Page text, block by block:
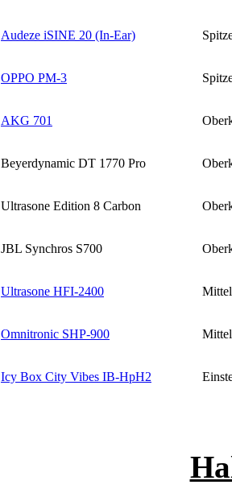
Audeze iSINE 20 (In-Ear)
OPPO PM-3
AKG 701
Beyerdynamic DT 1770 Pro
Ultrasone Edition 8 Carbon
JBL Synchros S700
Ultrasone HFI-2400
Omnitronic SHP-900
Icy Box City Vibes IB-HpH2